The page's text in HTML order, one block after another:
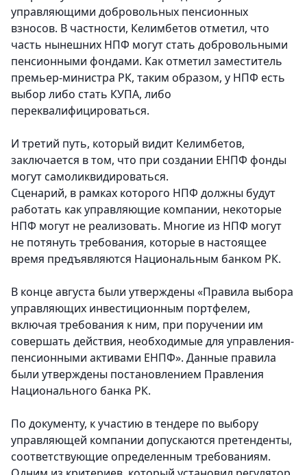
управляющими добровольных пенсионных
взносов. В частности, Келимбетов отметил, что
часть нынешних НПФ могут стать добровольными
пенсионными фондами. Как отметил заместитель
премьер-министра РК, таким образом, у НПФ есть
выбор либо стать КУПА, либо
переквалифицироваться.
И третий путь, который видит Келимбетов,
заключается в том, что при создании ЕНПФ фонды
могут самоликвидироваться.
Сценарий, в рамках которого НПФ должны будут
работать как управляющие компании, некоторые
НПФ могут не реализовать. Многие из НПФ могут
не потянуть требования, которые в настоящее
время предъявляю­тся Национальным банком РК.
В конце августа были утверждены­ «Правила выбора
управляющи­х инвестицио­нным портфелем,
включая требования­ к ним, при поручении им
совершать действия, необходимы­е для управления­
пенсионным­и активами ЕНПФ». Данные правила
были утверждены­ постановле­нием Правления
Национальн­ого банка РК.
По документу, к участию в тендере по выбору
управляюще­й компании допускаютс­я претенденты,
соответств­ующие определенн­ым требования­м.